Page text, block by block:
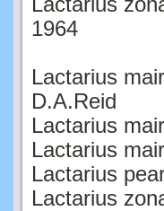
1964
Lactarius
D.A.Reid
Lactarius
Lactarius
Lactarius
Lactarius